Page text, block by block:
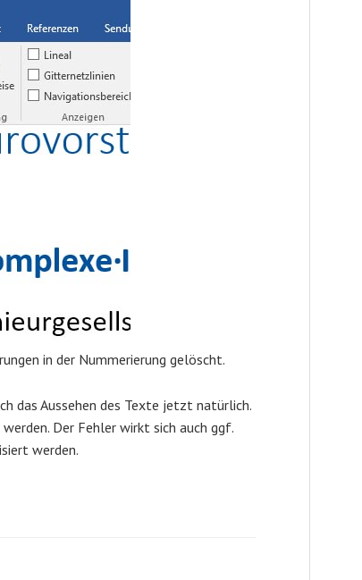
in der Nummerierung gelöscht.
das Aussehen des Texte jetzt natürlich.
Der Fehler wirkt sich auch ggf.
werden.